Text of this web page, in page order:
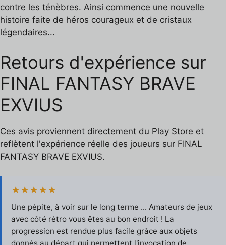
contre les ténèbres. Ainsi commence une nouvelle
histoire faite de héros courageux et de cristaux
légendaires...
Retours d'expérience sur
FINAL FANTASY BRAVE
EXVIUS
Ces avis proviennent directement du Play Store et
reflètent l'expérience réelle des joueurs sur FINAL
FANTASY BRAVE EXVIUS.
★★★★★
Une pépite, à voir sur le long terme ... Amateurs de jeux
avec côté rétro vous êtes au bon endroit ! La
progression est rendue plus facile grâce aux objets
donnés au départ qui permettent l'invocation de